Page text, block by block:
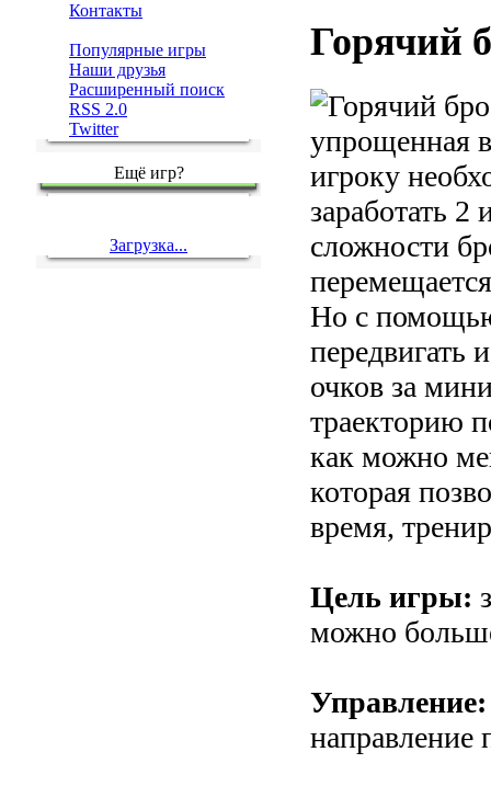
Контакты
Популярные игры
Наши друзья
Расширенный поиск
RSS 2.0
Twitter
Ещё игр?
Загрузка...
Горячий
упрощенная
игроку
заработать 2
сложности
Но с
передвигать
очков за
траекторию
как можно
которая
время,
Цель игры:
можно
Управление:
направление